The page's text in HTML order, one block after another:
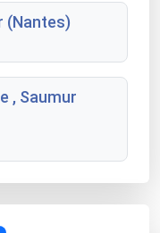
(Nantes)
, Saumur